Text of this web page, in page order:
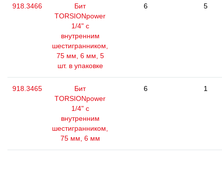
918.3466
Бит
TORSIONpower
1/4" с
внутренним
шестигранником,
75 мм, 6 мм, 5
шт. в упаковке
6 5
918.3465
Бит
TORSIONpower
1/4" с
внутренним
шестигранником,
75 мм, 6 мм
6 1